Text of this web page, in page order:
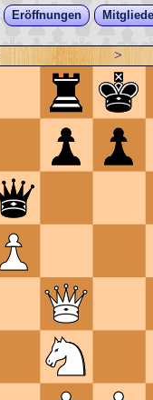
Eröffnungen
>